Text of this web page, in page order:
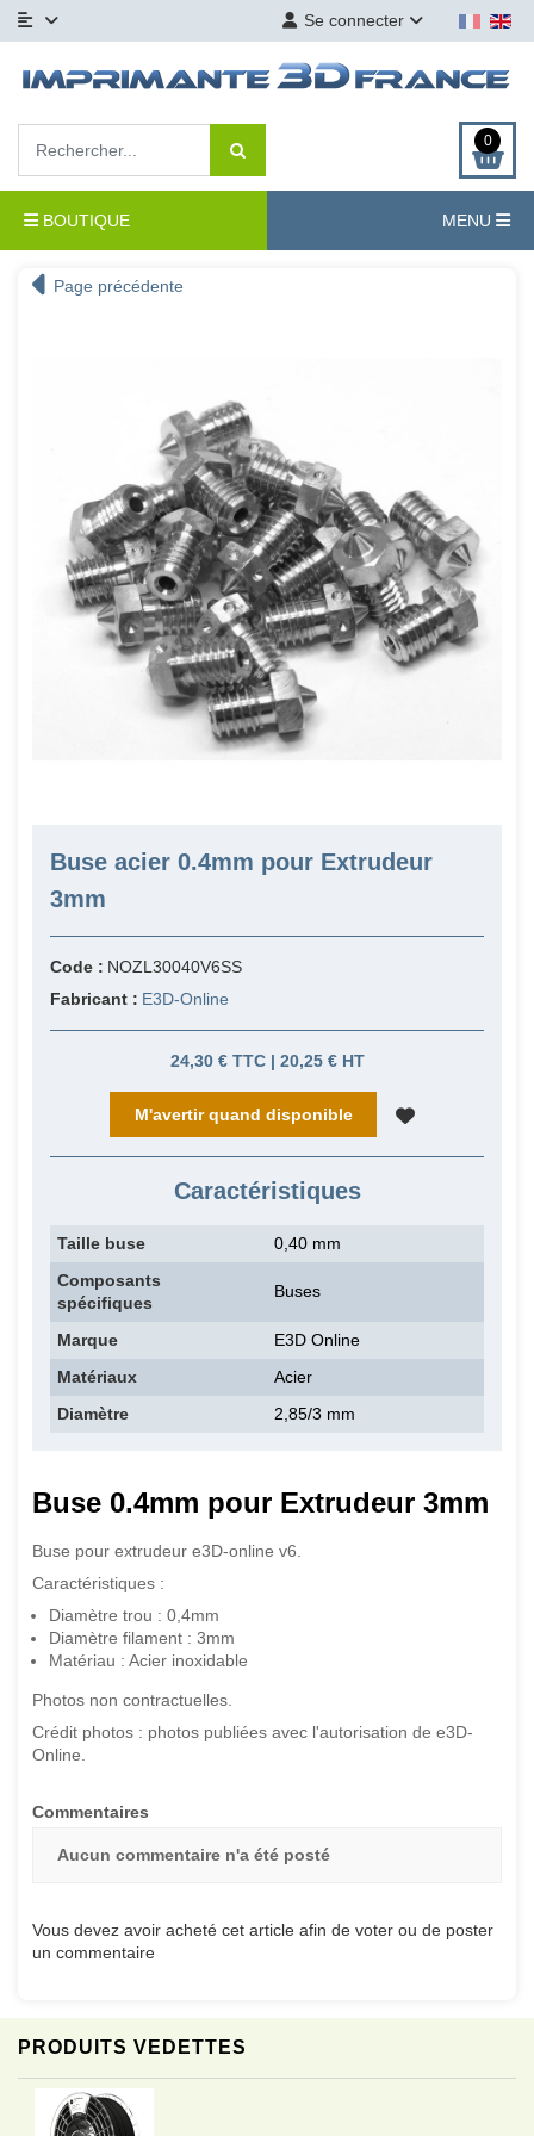
Se connecter
0
BOUTIQUE MENU
PRODUITS VEDETTES
Page précédente
Buse acier 0.4mm pour Extrudeur
3mm
Code : NOZL30040V6SS
Fabricant : E3D-Online
24,30 € TTC | 20,25 € HT
M'avertir quand disponible
Caractéristiques
Taille buse
0,40 mm
Composants
spécifiques
Buses
Marque
E3D Online
Matériaux
Acier
Diamètre
2,85/3 mm
Buse 0.4mm pour Extrudeur 3mm
Buse pour extrudeur e3D-online v6.
Caractéristiques :
Diamètre trou : 0,4mm
Diamètre filament : 3mm
Matériau : Acier inoxidable
Photos non contractuelles.
Crédit photos : photos publiées avec l'autorisation de e3D-
Online.
Commentaires
Aucun commentaire n'a été posté
Vous devez avoir acheté cet article afin de voter ou de poster
un commentaire